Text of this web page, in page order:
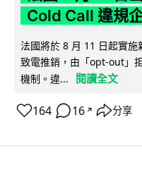
Cold Call 違規
法國將於 8 月 11 日起實
致電推銷，由「opt-out」
機制。違...
閱讀全文
164 16 ↗ 分享